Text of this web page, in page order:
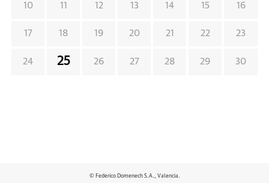
10 11 12 13 14 15 16
17 18 19 20 21 22 23
24 25 26 27 28 29 30
© Federico Domenech S.A., Valencia.